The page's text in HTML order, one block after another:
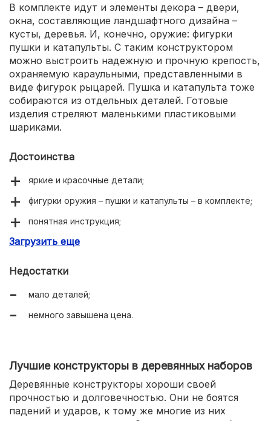
В комплекте идут и элементы декора – двери,
окна, составляющие ландшафтного дизайна –
кусты, деревья. И, конечно, оружие: фигурки
пушки и катапульты. С таким конструктором
можно выстроить надежную и прочную крепость,
охраняемую караульными, представленными в
виде фигурок рыцарей. Пушка и катапульта тоже
собираются из отдельных деталей. Готовые
изделия стреляют маленькими пластиковыми
шариками.
Достоинства
яркие и красочные детали;
фигурки оружия – пушки и катапульты – в комплекте;
понятная инструкция;
прочные элементы из безопасного материала;
Загрузить еще
Недостатки
мало деталей;
немного завышена цена.
Лучшие конструкторы в деревянных наборов
Деревянные конструкторы хороши своей
прочностью и долговечностью. Они не боятся
падений и ударов, к тому же многие из них